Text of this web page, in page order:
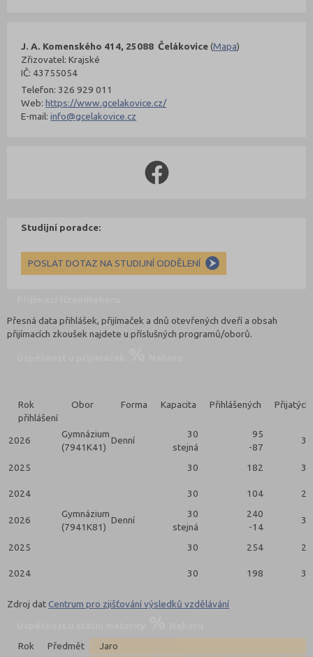
J. A. Komenského 414, 25088 Čelákovice(Mapa)
Zřizovatel: Krajské
IČ: 43755054
Telefon: 326 929 011
Web:https://www.gcelakovice.cz/
E-mail:info@gcelakovice.cz
Studijní poradce:
POSLAT DOTAZ NA STUDIJNÍ ODDĚLENÍ
Přesná data přihlášek, přijímaček a dnů otevřených dveří a obsah
přijímacích zkoušek najdete u příslušných programů/oborů.
Rok
přihlášení
Obor Forma Kapacita Přihlášených Přijatých
2026
Gymnázium
(7941K41)
Denní
30
stejná
95
-87
30
2025 30 182 30
2024 30 104 28
2026
Gymnázium
(7941K81)
Denní
30
stejná
240
-14
30
2025 30 254 29
2024 30 198 30
Zdroj datCentrum pro zjišťování výsledků vzdělávání
Rok
Předmět
Jaro